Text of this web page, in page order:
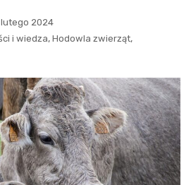
2024
i wiedza, Hodowla zwierząt,